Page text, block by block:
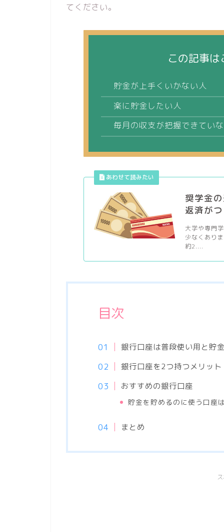
てください。
この記事
貯金が上手くいかない人
楽に貯金したい人
毎月の収支が把握できてい
奨学金
返済が
大学や専門
少なくあり
約2....
目次
銀行口座は普段使い用と貯
銀行口座を2つ持つメリット
おすすめの銀行口座
貯金を貯めるのに使う口座
まとめ